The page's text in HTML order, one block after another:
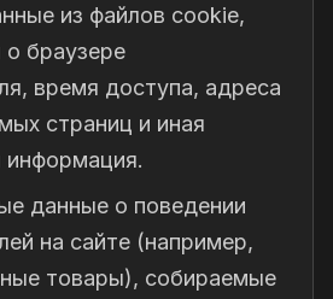
из файлов cookie,
браузере
время доступа, адреса
страниц и иная
информация.
данные о поведении
на сайте (например,
товары), собираемые